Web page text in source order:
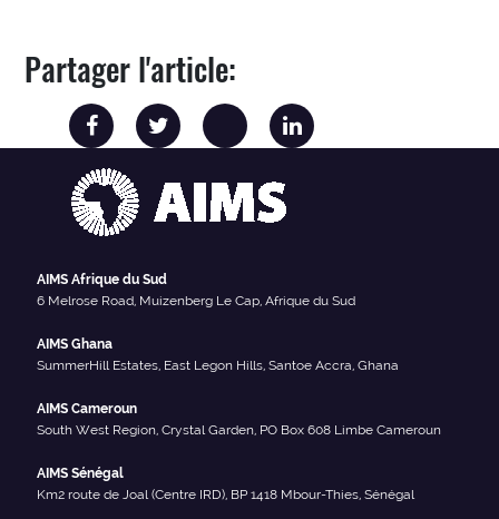
Partager l'article:
AIMS Afrique du Sud
6 Melrose Road, Muizenberg Le Cap, Afrique du Sud
AIMS Ghana
SummerHill Estates, East Legon Hills, Santoe Accra, Ghana
AIMS Cameroun
South West Region, Crystal Garden, PO Box 608 Limbe Cameroun
AIMS Sénégal
Km2 route de Joal (Centre IRD), BP 1418 Mbour-Thies, Sénégal